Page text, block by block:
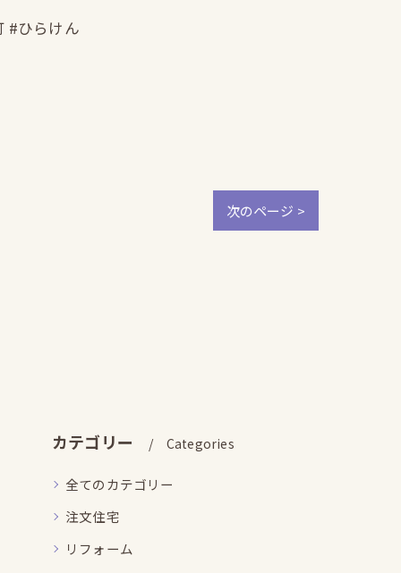
#ひらけん
次のページ >
カテゴリー Categories
全てのカテゴリー
注文住宅
リフォーム